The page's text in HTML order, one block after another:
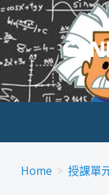
Skip to content
Home 授課單